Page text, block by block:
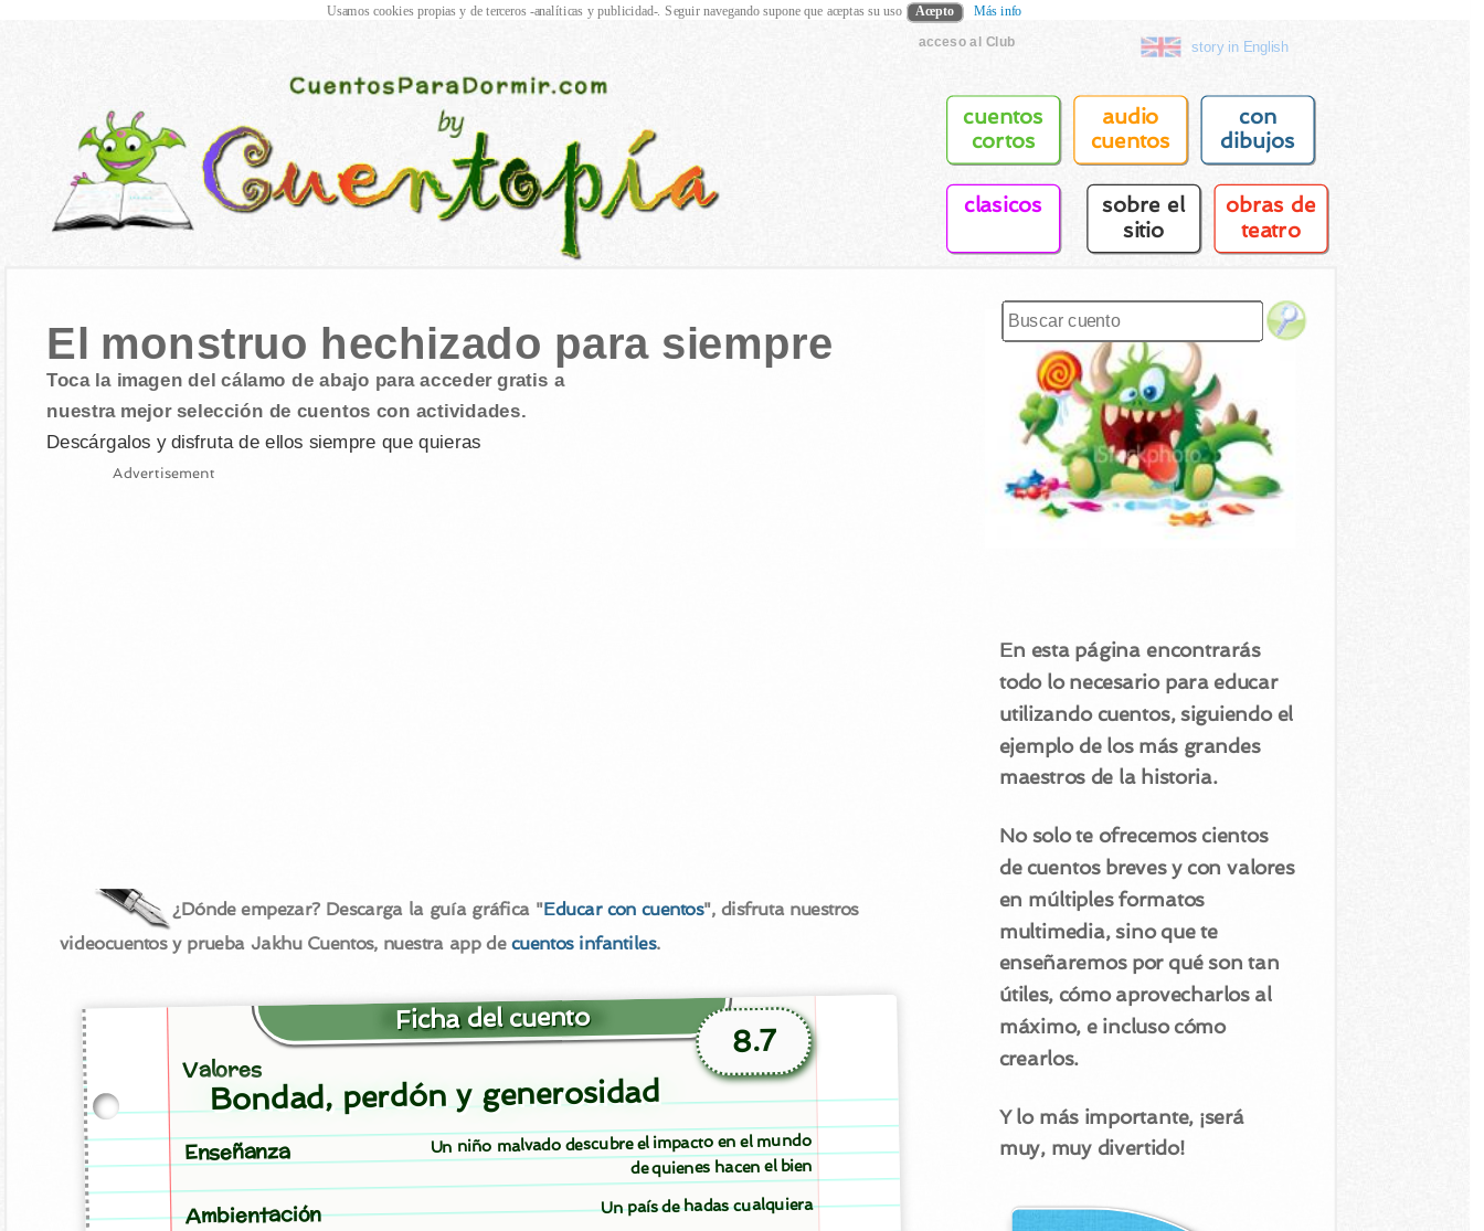
acceso al Club story in English
cuentos
cortos
audio
cuentos
con
dibujos
clasicos sobre el
sitio
obras de
teatro
El monstruo hechizado para siempre
Toca la imagen del cálamo de abajo para acceder gratis a
nuestra mejor selección de cuentos con actividades.
Descárgalos y disfruta de ellos siempre que quieras
Advertisement
¿Dónde empezar? Descarga la guía gráfica "Educar con cuentos", disfruta nuestros
videocuentos y prueba Jakhu Cuentos, nuestra app decuentos infantiles.
Ficha del cuento
8.7
Valores
Bondad, perdón y generosidad
Enseñanza Un niño malvado descubre el impacto en el mundo
de quienes hacen el bien
Ambientación Un país de hadas cualquiera
En esta página encontrarás
todo lo necesario para educar
utilizando cuentos, siguiendo el
ejemplo de los más grandes
maestros de la historia.
No solo te ofrecemos cientos
de cuentos breves y con valores
en múltiples formatos
multimedia, sino que te
enseñaremos por qué son tan
útiles, cómo aprovecharlos al
máximo, e incluso cómo
crearlos.
Y lo más importante, ¡será
muy, muy divertido!
Usamos cookies propias y de terceros -analíticas y publicidad-. Seguir navegando supone que aceptas su uso Acepto Más info